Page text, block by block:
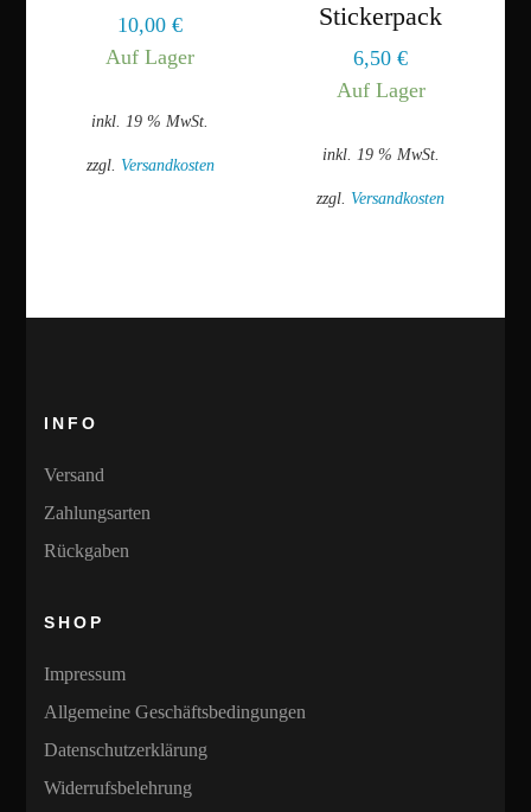
10,00€
Auf Lager
inkl. 19 % MwSt.
zzgl. Versandkosten
Stickerpack
6,50€
Auf Lager
inkl. 19 % MwSt.
zzgl. Versandkosten
INFO
Versand
Zahlungsarten
Rückgaben
SHOP
Impressum
Allgemeine Geschäftsbedingungen
Datenschutzerklärung
Widerrufsbelehrung